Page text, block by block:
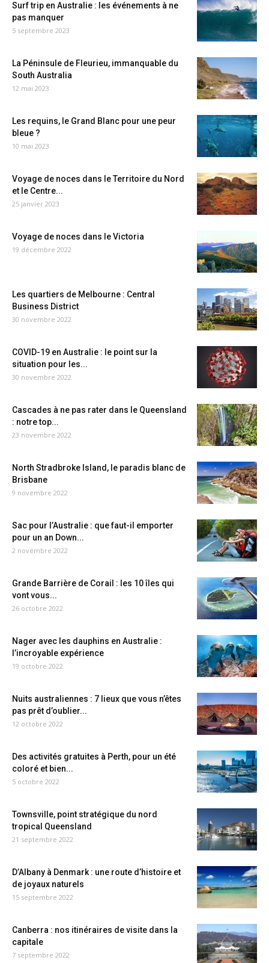
Surf trip en Australie : les événements à ne
pas manquer
5 septembre 2023
La Péninsule de Fleurieu, immanquable du
South Australia
12 mai 2023
Les requins, le Grand Blanc pour une peur
bleue ?
10 mai 2023
Voyage de noces dans le Territoire du Nord
et le Centre...
25 janvier 2023
Voyage de noces dans le Victoria
19 décembre 2022
Les quartiers de Melbourne : Central
Business District
30 novembre 2022
COVID-19 en Australie : le point sur la
situation pour les...
30 novembre 2022
Cascades à ne pas rater dans le Queensland
: notre top...
23 novembre 2022
North Stradbroke Island, le paradis blanc de
Brisbane
9 novembre 2022
Sac pour l’Australie : que faut-il emporter
pour un an Down...
2 novembre 2022
Grande Barrière de Corail : les 10 îles qui
vont vous...
26 octobre 2022
Nager avec les dauphins en Australie :
l’incroyable expérience
19 octobre 2022
Nuits australiennes : 7 lieux que vous n’êtes
pas prêt d’oublier...
12 octobre 2022
Des activités gratuites à Perth, pour un été
coloré et bien...
5 octobre 2022
Townsville, point stratégique du nord
tropical Queensland
21 septembre 2022
D’Albany à Denmark : une route d’histoire et
de joyaux naturels
15 septembre 2022
Canberra : nos itinéraires de visite dans la
capitale
7 septembre 2022